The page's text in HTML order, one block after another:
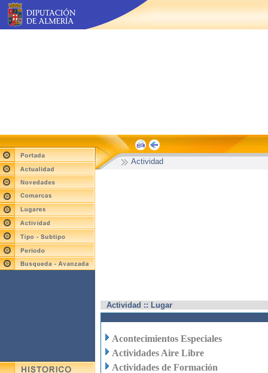
Actividad
Actividad :: Lugar
Acontecimientos Especiales
Actividades Aire Libre
Actividades de Formación